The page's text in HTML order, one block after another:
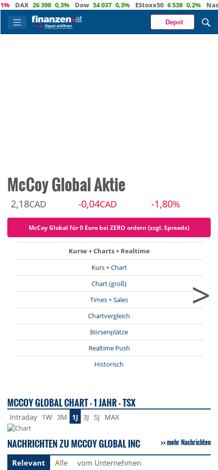
DAX 26 398 0,3% Dow 54 037 0,3% EStoxx50 6 538 0,2% Nasdaq
Depot
McCoy Global Aktie
2,18CAD -0,04CAD -1,80%
McCoy Global für 0 Euro bei ZERO ordern (zzgl. Spreads)
Kurse + Charts + Realtime
Kurs + Chart
Chart (groß)
Times + Sales
Chartvergleich
Börsenplätze
Realtime Push
Historisch
>
MCCOY GLOBAL CHART - 1 JAHR - TSX
Intraday 1W 3M 1J 3J 5J MAX
NACHRICHTEN ZU MCCOY GLOBAL INC mehr Nachrichten
Relevant Alle vom Unternehmen